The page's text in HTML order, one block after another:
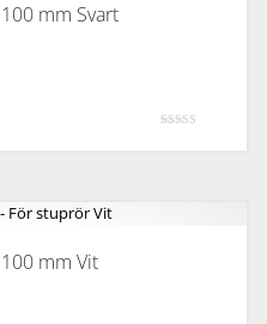
mm Svart
mm Vit